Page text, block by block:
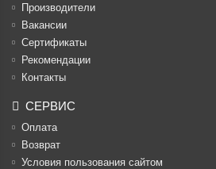
Производители
Вакансии
Cертификаты
Рекомендации
Контакты
СЕРВИС
Оплата
Возврат
Условия пользования сайтом